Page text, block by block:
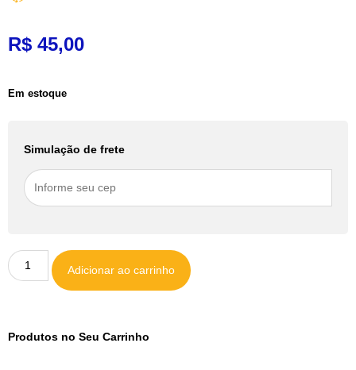
R$ 45,00
Em estoque
Simulação de frete
Adicionar ao carrinho
Produtos no Seu Carrinho